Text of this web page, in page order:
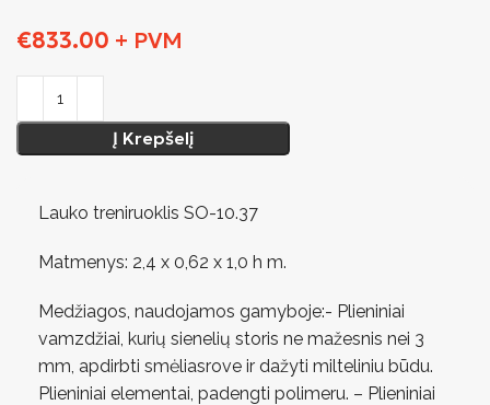
€833.00 + PVM
Į Krepšelį
Lauko treniruoklis SO-10.37
Matmenys: 2,4 х 0,62 х 1,0 h m.
Medžiagos, naudojamos gamyboje:- Plieniniai
vamzdžiai, kurių sienelių storis ne mažesnis nei 3
mm, apdirbti smėliasrove ir dažyti milteliniu būdu.
Plieniniai elementai, padengti polimeru. – Plieniniai